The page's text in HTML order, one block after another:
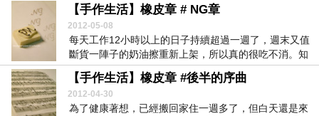
【手作生活】橡皮章 # NG章
2012-05-08
每天工作12小時以上的日子持續超過一週了，週末又值
斷貨一陣子的奶油擦重新上架，所以真的很吃不消。知
道...
【手作生活】橡皮章 #後半的序曲
2012-04-30
為了健康著想，已經搬回家住一週多了，但白天還是來